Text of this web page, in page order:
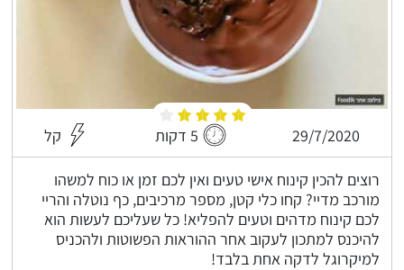
29/7/2020 5 דקות קל
רוצים להכין קינוח אישי טעים ואין לכם זמן או כוח למשהו
מורכב מדיי? קחו כלי קטן, מספר מרכיבים, כף נוטלה והריי
לכם קינוח מדהים וטעים להפליא! כל שעליכם לעשות הוא
להיכנס למתכון לעקוב אחר ההוראות הפשוטות ולהכניס
למיקרוגל לדקה אחת בלבד!